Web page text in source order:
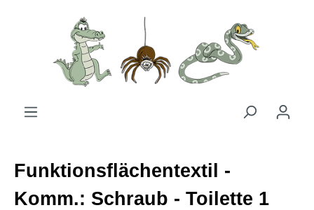
Zum Hauptinhalt springen
Funktionsflächentextil -
Komm.: Schraub - Toilette 1